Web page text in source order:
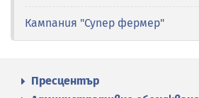
Кампания "Супер фермер"
Пресцентър